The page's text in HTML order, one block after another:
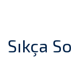
Sıkça